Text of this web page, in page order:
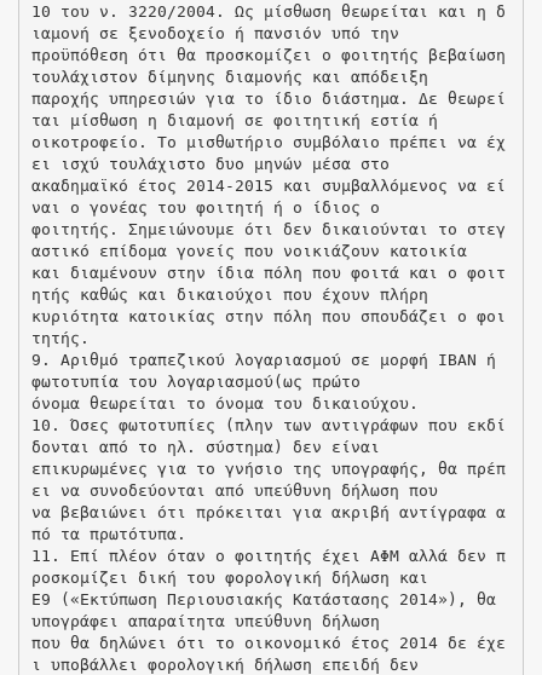
10 του ν. 3220/2004. Ως μίσθωση θεωρείται και η δ
ιαμονή σε ξενοδοχείο ή πανσιόν υπό την
προϋπόθεση ότι θα προσκομίζει ο φοιτητής βεβαίωση
τουλάχιστον δίμηνης διαμονής και απόδειξη
παροχής υπηρεσιών για το ίδιο διάστημα. Δε θεωρεί
ται μίσθωση η διαμονή σε φοιτητική εστία ή
οικοτροφείο. Το μισθωτήριο συμβόλαιο πρέπει να έχ
ει ισχύ τουλάχιστο δυο μηνών μέσα στο
ακαδημαϊκό έτος 2014-2015 και συμβαλλόμενος να εί
ναι ο γονέας του φοιτητή ή ο ίδιος ο
φοιτητής. Σημειώνουμε ότι δεν δικαιούνται το στεγ
αστικό επίδομα γονείς που νοικιάζουν κατοικία
και διαμένουν στην ίδια πόλη που φοιτά και ο φοιτ
ητής καθώς και δικαιούχοι που έχουν πλήρη
κυριότητα κατοικίας στην πόλη που σπουδάζει ο φοι
τητής.
9. Αριθμό τραπεζικού λογαριασμού σε μορφή ΙΒΑΝ ή
φωτοτυπία του λογαριασμού(ως πρώτο
όνομα θεωρείται το όνομα του δικαιούχου.
10. Όσες φωτοτυπίες (πλην των αντιγράφων που εκδί
δονται από το ηλ. σύστημα) δεν είναι
επικυρωμένες για το γνήσιο της υπογραφής, θα πρέπ
ει να συνοδεύονται από υπεύθυνη δήλωση που
να βεβαιώνει ότι πρόκειται για ακριβή αντίγραφα α
πό τα πρωτότυπα.
11. Επί πλέον όταν ο φοιτητής έχει ΑΦΜ αλλά δεν π
ροσκομίζει δική του φορολογική δήλωση και
Ε9 («Εκτύπωση Περιουσιακής Κατάστασης 2014»), θα
υπογράφει απαραίτητα υπεύθυνη δήλωση
που θα δηλώνει ότι το οικονομικό έτος 2014 δε έχε
ι υποβάλλει φορολογική δήλωση επειδή δεν